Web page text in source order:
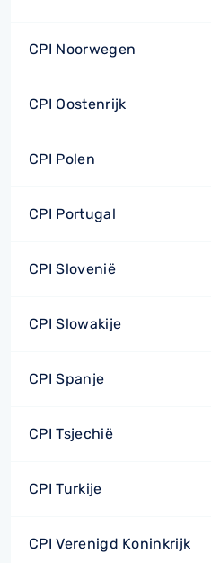
CPI Noorwegen
CPI Oostenrijk
CPI Polen
CPI Portugal
CPI Slovenië
CPI Slowakije
CPI Spanje
CPI Tsjechië
CPI Turkije
CPI Verenigd Koninkrijk